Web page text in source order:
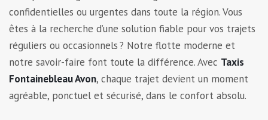
confidentielles ou urgentes dans toute la région. Vous
êtes à la recherche d’une solution fiable pour vos trajets
réguliers ou occasionnels ? Notre flotte moderne et
notre savoir-faire font toute la différence. Avec Taxis
Fontainebleau Avon, chaque trajet devient un moment
agréable, ponctuel et sécurisé, dans le confort absolu.